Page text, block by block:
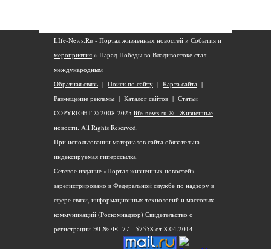
LIfe-News.Ru - Портал жизненных новостей » События и
мероприятия » Парад Победы во Владивостоке стал
международным
Обратная связь | Поиск по сайту | Карта сайта |
Размещение рекламы | Каталог сайтов | Статьи
COPYRIGHT © 2008-2025 life-news.ru ® - Жизненные
новости. All Rights Reserved.
При использовании материалов сайта обязательна
индексируемая гиперссылка.
Сетевое издание «Портал жизненных новостей»
зарегистрировано в Федеральной службе по надзору в
сфере связи, информационных технологий и массовых
коммуникаций (Роскомнадзор) Свидетельство о
регистрации ЭЛ № ФС 77 - 57558 от 8.04.2014